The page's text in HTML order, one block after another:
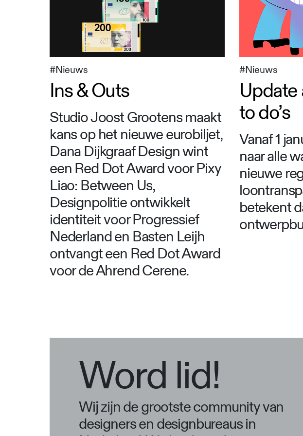
#Nieuws
Ins & Outs
Studio Joost Grootens maakt
kans op het nieuwe eurobiljet,
Dana Dijkgraaf Design wint
een Red Dot Award voor Pixy
Liao: Between Us,
Designpolitie ontwikkelt
identiteit voor Progressief
Nederland en Basten Leijh
ontvangt een Red Dot Award
voor de Ahrend Cerene.
#Nieuws
to do’s
Vanaf 1
naar alle
nieuwe
betekent
Word lid!
Wij zijn de grootste community van
designers en designbureaus in